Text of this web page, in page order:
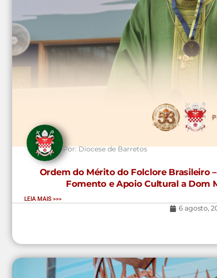
Por:Diocese de Barretos
Ordem do Mérito do Folclore Brasileiro
Fomento e Apoio Cultural a Dom
LEIA MAIS >>>
6 agosto,